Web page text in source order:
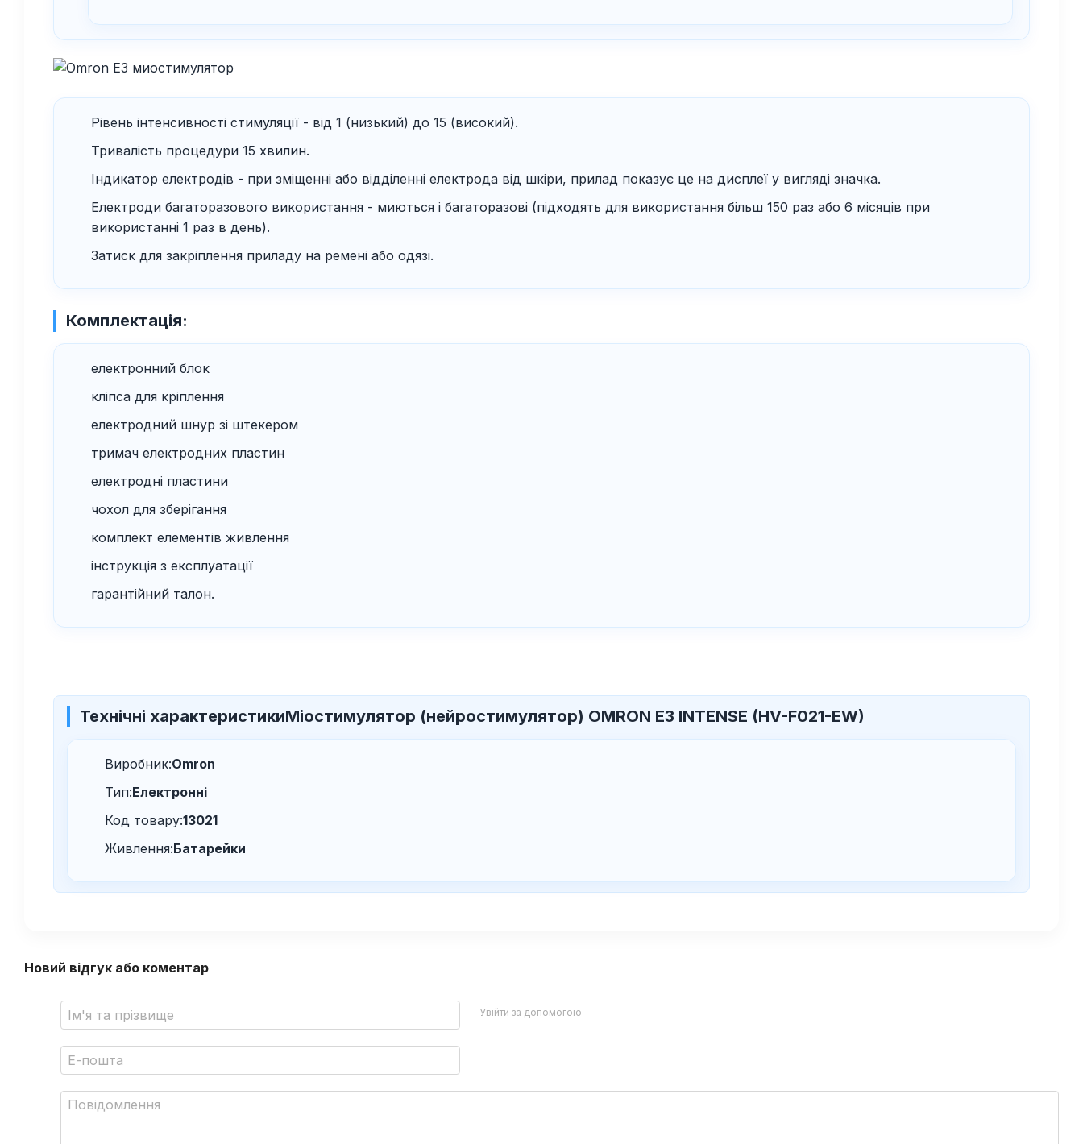
Рівень інтенсивності стимуляції - від 1 (низький) до 15 (високий).
Тривалість процедури 15 хвилин.
Індикатор електродів - при зміщенні або відділенні електрода від шкіри, прилад показує це на дисплеї у вигляді значка.
Електроди багаторазового використання - миються і багаторазові (підходять для використання більш 150 раз або 6 місяців при
використанні 1 раз в день).
Затиск для закріплення приладу на ремені або одязі.
Комплектація:
електронний блок
кліпса для кріплення
електродний шнур зі штекером
тримач електродних пластин
електродні пластини
чохол для зберігання
комплект елементів живлення
інструкція з експлуатації
гарантійний талон.
Технічні характеристикиМіостимулятор (нейростимулятор) OMRON E3 INTENSE (HV-F021-EW)
Виробник:Omron
Тип:Електронні
Код товару:13021
Живлення:Батарейки
Новий відгук або коментар
Увійти за допомогою